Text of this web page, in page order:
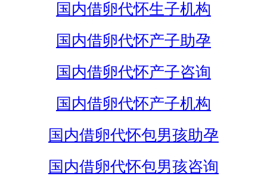
国内借卵代怀生子机构
国内借卵代怀产子助孕
国内借卵代怀产子咨询
国内借卵代怀产子机构
国内借卵代怀包男孩助孕
国内借卵代怀包男孩咨询